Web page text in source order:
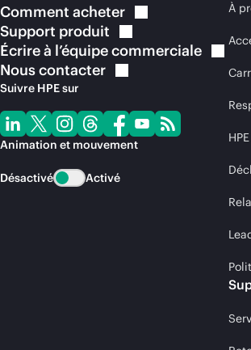
Comment acheter
Support produit
Écrire à l’équipecommerciale
Nouscontacter
Suivre HPE sur
Animation et mouvement
Désactivé Activé
À